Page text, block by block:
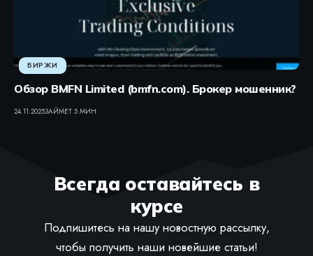
БИРЖИ
Обзор BMFN Limited (bmfn.com). Брокер мошенник?
24.11.2025ЗАЙМЕТ 5 МИН
Всегда оставайтесь в
курсе
Подпишитесь на нашу новостную рассылку,
чтобы получить наши новейшие статьи!